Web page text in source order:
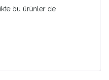
bu ürünler de